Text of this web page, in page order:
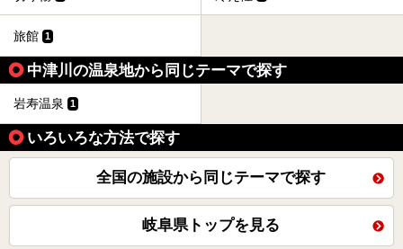
旅館 1
中津川の温泉地から同じテーマで探す
岩寿温泉 1
いろいろな方法で探す
全国の施設から同じテーマで探す
岐阜県トップを見る